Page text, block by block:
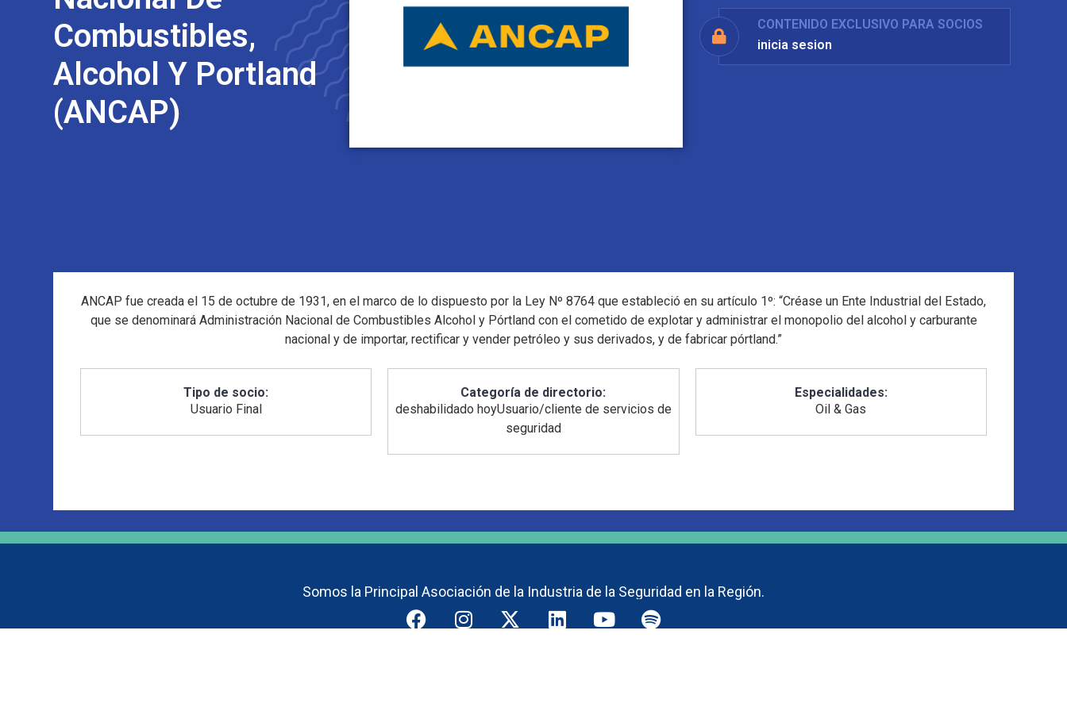
Combustibles,
Alcohol Y Portland
(ANCAP)
CONTENIDO EXCLUSIVO PARA SOCIOS
inicia sesion
ANCAP fue creada el 15 de octubre de 1931, en el marco de lo dispuesto por la Ley Nº 8764 que estableció en su artículo 1º: “Créase un Ente Industrial del Estado,
que se denominará Administración Nacional de Combustibles Alcohol y Pórtland con el cometido de explotar y administrar el monopolio del alcohol y carburante
nacional y de importar, rectificar y vender petróleo y sus derivados, y de fabricar pórtland.”
Tipo de socio:
Usuario Final
Categoría de directorio:
deshabilidado hoyUsuario/cliente de servicios de
seguridad
Especialidades:
Oil & Gas
Somos la Principal Asociación de la Industria de la Seguridad en la Región.